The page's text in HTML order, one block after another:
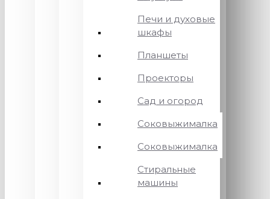
Печи и духовые
шкафы
Планшеты
Проекторы
Сад и огород
Соковыжималка
Соковыжималка
Стиральные
машины